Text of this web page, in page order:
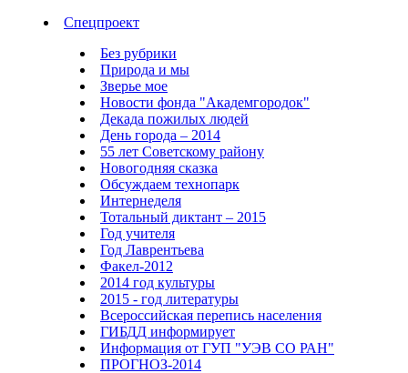
Спецпроект
Без рубрики
Природа и мы
Зверье мое
Новости фонда "Академгородок"
Декада пожилых людей
День города – 2014
55 лет Советскому району
Новогодняя сказка
Обсуждаем технопарк
Интернеделя
Тотальный диктант – 2015
Год учителя
Год Лаврентьева
Факел-2012
2014 год культуры
2015 - год литературы
Всероссийская перепись населения
ГИБДД информирует
Информация от ГУП "УЭВ СО РАН"
ПРОГНОЗ-2014